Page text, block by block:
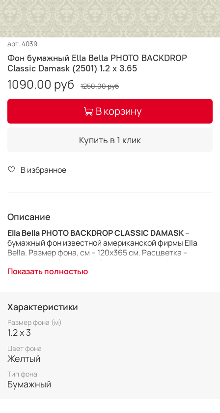
арт.4039
Фон бумажный Ella Bella PHOTO BACKDROP
Classic Damask (2501) 1.2 х 3.65
1090.00 руб 1250.00 руб
В корзину
Купить в 1 клик
В избранное
Описание
Ella Bella PHOTO BACKDROP CLASSIC DAMASK–
бумажный фон известной американской фирмы Ella
Bella. Размер фона, см – 120х365 см. Расцветка –
Показать полностью
Характеристики
Размер фона (м)
1.2 х 3
Цвет фона
Желтый
Тип фона
Бумажный